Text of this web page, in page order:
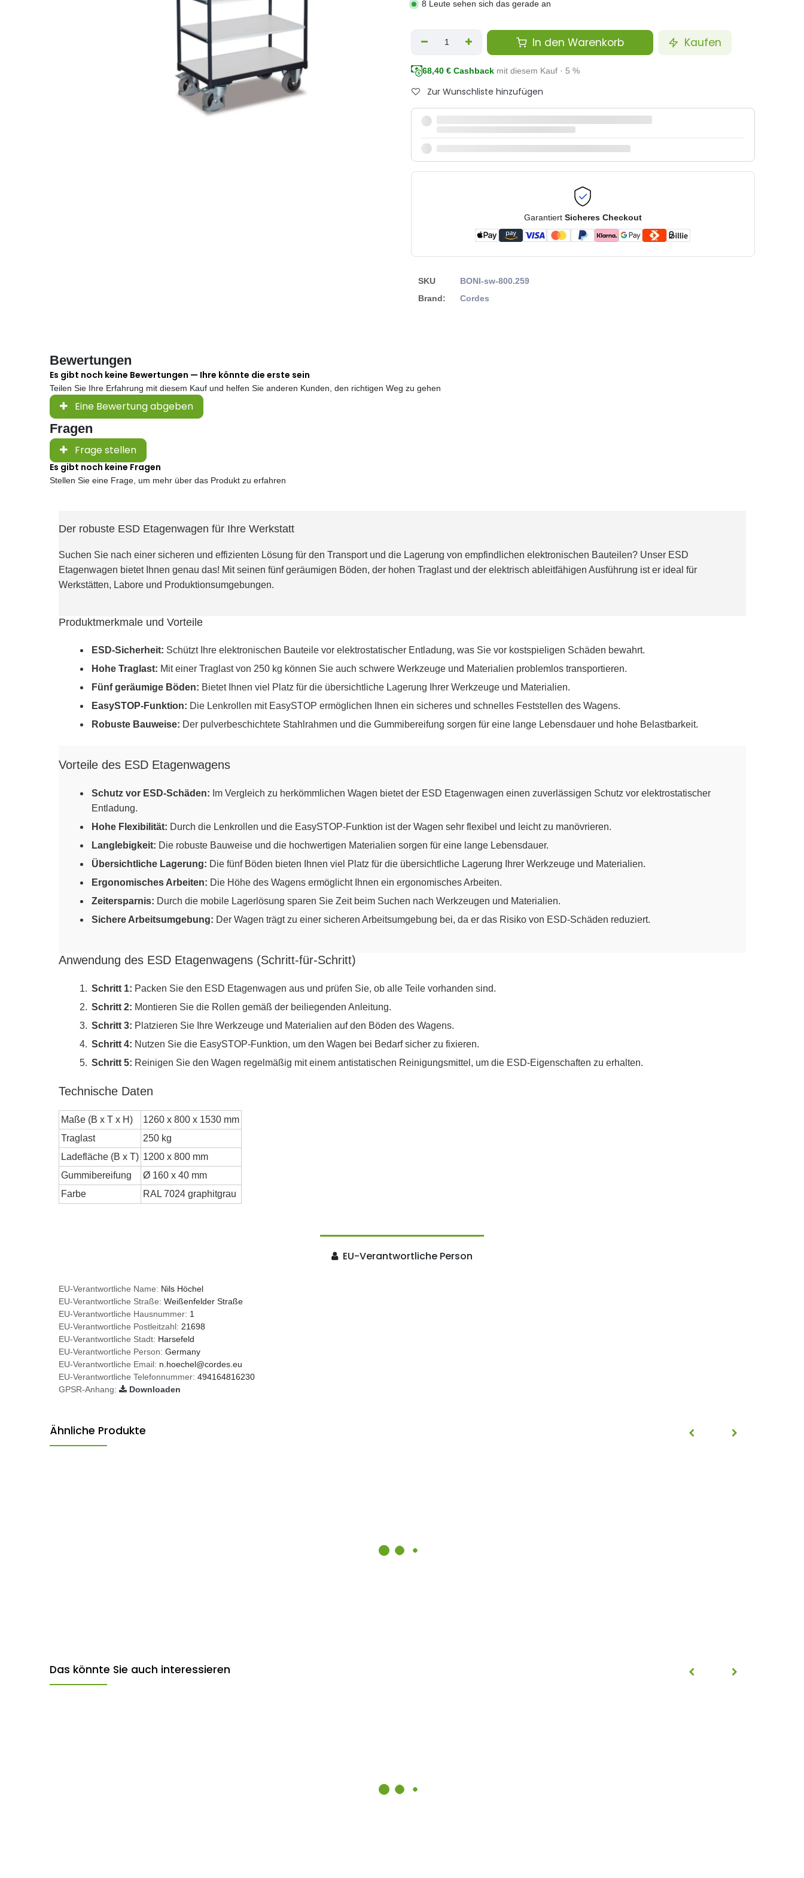
8 Leute sehen sich das gerade an
In den Warenkorb Kaufen
68,40 € Cashback mit diesem Kauf · 5 %
Zur Wunschliste hinzufügen
Garantiert Sicheres Checkout
SKU
BONI-sw-800.259
Brand:
Cordes
Bewertungen
Es gibt noch keine Bewertungen — Ihre könnte die erste sein
Teilen Sie Ihre Erfahrung mit diesem Kauf und helfen Sie anderen Kunden, den richtigen Weg zu gehen
Eine Bewertung abgeben
Fragen
Frage stellen
Es gibt noch keine Fragen
Stellen Sie eine Frage, um mehr über das Produkt zu erfahren
Der robuste ESD Etagenwagen für Ihre Werkstatt
Suchen Sie nach einer sicheren und effizienten Lösung für den Transport und die Lagerung von empfindlichen elektronischen Bauteilen? Unser ESD
Etagenwagen bietet Ihnen genau das! Mit seinen fünf geräumigen Böden, der hohen Traglast und der elektrisch ableitfähigen Ausführung ist er ideal für
Werkstätten, Labore und Produktionsumgebungen.
Produktmerkmale und Vorteile
ESD-Sicherheit: Schützt Ihre elektronischen Bauteile vor elektrostatischer Entladung, was Sie vor kostspieligen Schäden bewahrt.
Hohe Traglast: Mit einer Traglast von 250 kg können Sie auch schwere Werkzeuge und Materialien problemlos transportieren.
Fünf geräumige Böden: Bietet Ihnen viel Platz für die übersichtliche Lagerung Ihrer Werkzeuge und Materialien.
EasySTOP-Funktion: Die Lenkrollen mit EasySTOP ermöglichen Ihnen ein sicheres und schnelles Feststellen des Wagens.
Robuste Bauweise: Der pulverbeschichtete Stahlrahmen und die Gummibereifung sorgen für eine lange Lebensdauer und hohe Belastbarkeit.
Vorteile des ESD Etagenwagens
Schutz vor ESD-Schäden: Im Vergleich zu herkömmlichen Wagen bietet der ESD Etagenwagen einen zuverlässigen Schutz vor elektrostatischer
Entladung.
Hohe Flexibilität: Durch die Lenkrollen und die EasySTOP-Funktion ist der Wagen sehr flexibel und leicht zu manövrieren.
Langlebigkeit: Die robuste Bauweise und die hochwertigen Materialien sorgen für eine lange Lebensdauer.
Übersichtliche Lagerung: Die fünf Böden bieten Ihnen viel Platz für die übersichtliche Lagerung Ihrer Werkzeuge und Materialien.
Ergonomisches Arbeiten: Die Höhe des Wagens ermöglicht Ihnen ein ergonomisches Arbeiten.
Zeitersparnis: Durch die mobile Lagerlösung sparen Sie Zeit beim Suchen nach Werkzeugen und Materialien.
Sichere Arbeitsumgebung: Der Wagen trägt zu einer sicheren Arbeitsumgebung bei, da er das Risiko von ESD-Schäden reduziert.
Anwendung des ESD Etagenwagens (Schritt-für-Schritt)
Schritt 1: Packen Sie den ESD Etagenwagen aus und prüfen Sie, ob alle Teile vorhanden sind.
Schritt 2: Montieren Sie die Rollen gemäß der beiliegenden Anleitung.
Schritt 3: Platzieren Sie Ihre Werkzeuge und Materialien auf den Böden des Wagens.
Schritt 4: Nutzen Sie die EasySTOP-Funktion, um den Wagen bei Bedarf sicher zu fixieren.
Schritt 5: Reinigen Sie den Wagen regelmäßig mit einem antistatischen Reinigungsmittel, um die ESD-Eigenschaften zu erhalten.
Technische Daten
Maße (B x T x H)
1260 x 800 x 1530 mm
Traglast
250 kg
Ladefläche (B x T) 1200 x 800 mm
Gummibereifung
Ø 160 x 40 mm
Farbe
RAL 7024 graphitgrau
EU-Verantwortliche Person
EU-Verantwortliche Name: Nils Höchel
EU-Verantwortliche Straße: Weißenfelder Straße
EU-Verantwortliche Hausnummer: 1
EU-Verantwortliche Postleitzahl: 21698
EU-Verantwortliche Stadt: Harsefeld
EU-Verantwortliche Person: Germany
EU-Verantwortliche Email: n.hoechel@cordes.eu
EU-Verantwortliche Telefonnummer: 494164816230
GPSR-Anhang:
Downloaden
Ähnliche Produkte
Das könnte Sie auch interessieren